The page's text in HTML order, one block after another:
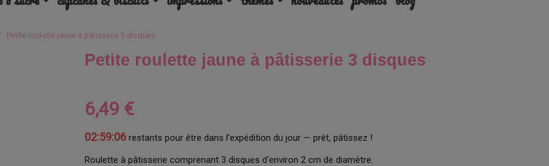
Petite roulette jaune à pâtisserie 3 disques
Petite roulette jaune à pâtisserie 3 disques
6,49 €
02:59:05 restants pour être dans l’expédition du jour — prêt, pâtissez !
Roulette à pâtisserie comprenant 3 disques d'environ 2 cm de diamètre.